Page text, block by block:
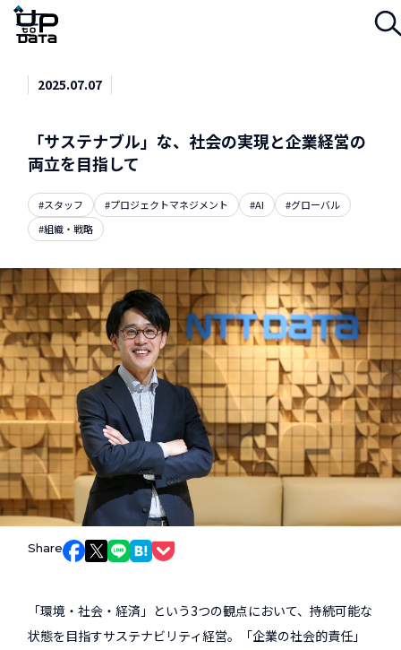
Menu
2025.07.07
「サステナブル」な、社会の実現と企業経営の
両立を目指して
#スタッフ #プロジェクトマネジメント #AI
#グローバル
#組織・戦略
Share Facebookでシェア
Xでシェア
LINEでシェア
はてなブックマークでシェア
「環境・社会・経済」という3つの観点において、持続可能な
状態を目指すサステナビリティ経営。「企業の社会的責任」